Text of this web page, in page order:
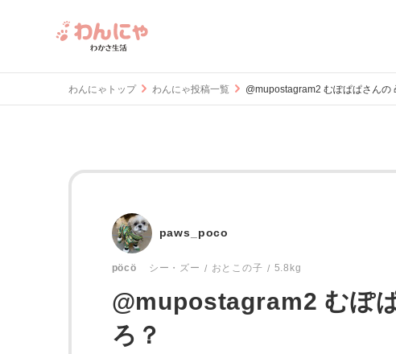
わんにゃトップ わんにゃ投稿一覧 @mupostagram2 むぽぱぱさんの
paws_poco
pöcö シー・ズー おとこの子 5.8kg
@mupostagram2 むぽ
ろ？